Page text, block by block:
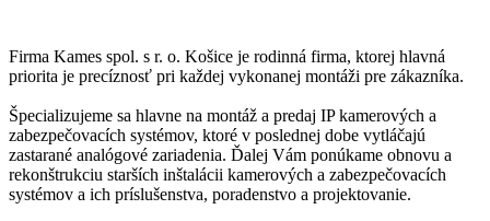
Firma Kames spol. s r. o. Košice je rodinná firma, ktorej hlavná
priorita je precíznosť pri každej vykonanej montáži pre zákazníka.
Špecializujeme sa hlavne na montáž a predaj IP kamerových a
zabezpečovacích systémov, ktoré v poslednej dobe vytláčajú
zastarané analógové zariadenia. Ďalej Vám ponúkame obnovu a
rekonštrukciu starších inštalácii kamerových a zabezpečovacích
systémov a ich príslušenstva, poradenstvo a projektovanie.